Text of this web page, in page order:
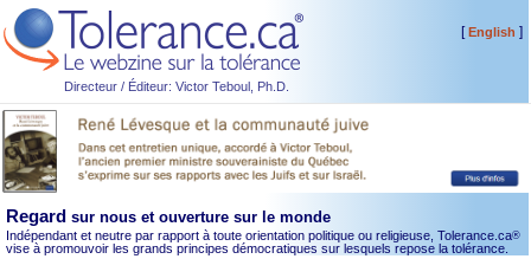
Directeur / Éditeur: Victor Teboul, Ph.D.
[English ]
Regard sur nous et ouverture sur le monde
Indépendant et neutre par rapport à toute orientation politique ou religieuse, Tolerance.ca®
vise à promouvoir les grands principes démocratiques sur lesquels repose la tolérance.